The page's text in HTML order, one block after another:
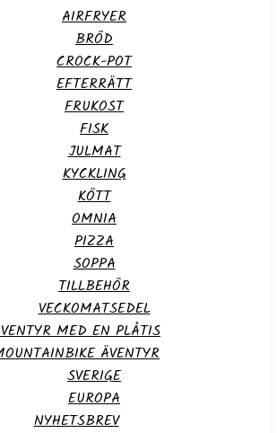
AIRFRYER
BRÖD
CROCK-POT
EFTERRÄTT
FRUKOST
FISK
JULMAT
KYCKLING
KÖTT
OMNIA
PIZZA
SOPPA
TILLBEHÖR
VECKOMATSEDEL
MED EN PLÅTIS
ÄVENTYR
SVERIGE
EUROPA
NYHETSBREV